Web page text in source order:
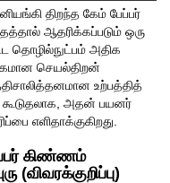
திறந்த கேம் பேப்பர்
ஆதரிக்கப்படும் ஒரு
தொழில்நுட்பம் அதிக
செயல்திறன்
உற்பத்தித்
கூடுதலாக, அதன் பயனர்
எளிதாக்குகிறது.
கிண்ணம்
(விவரக்குறிப்பு)